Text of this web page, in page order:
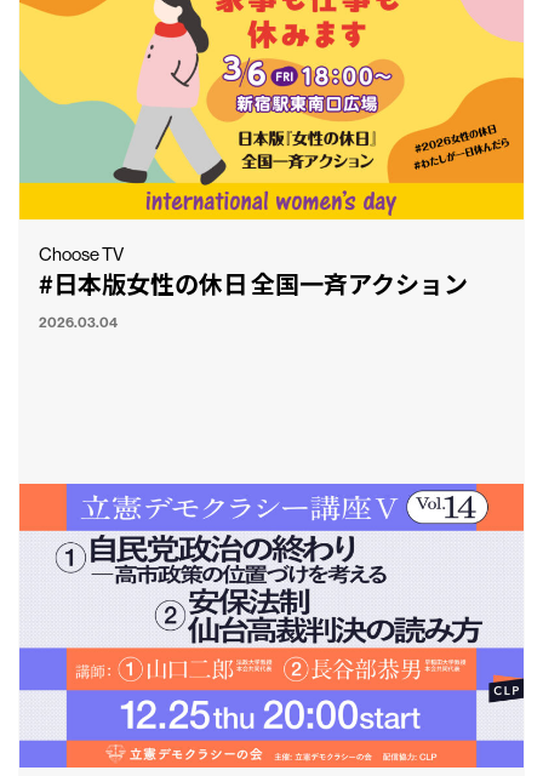
Choose TV
#日本版女性の休日 全国一斉アクション
2026.03.04